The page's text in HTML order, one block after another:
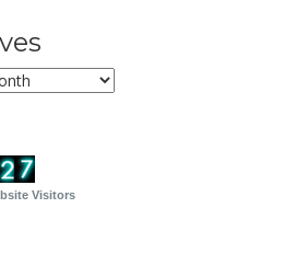
Visitors